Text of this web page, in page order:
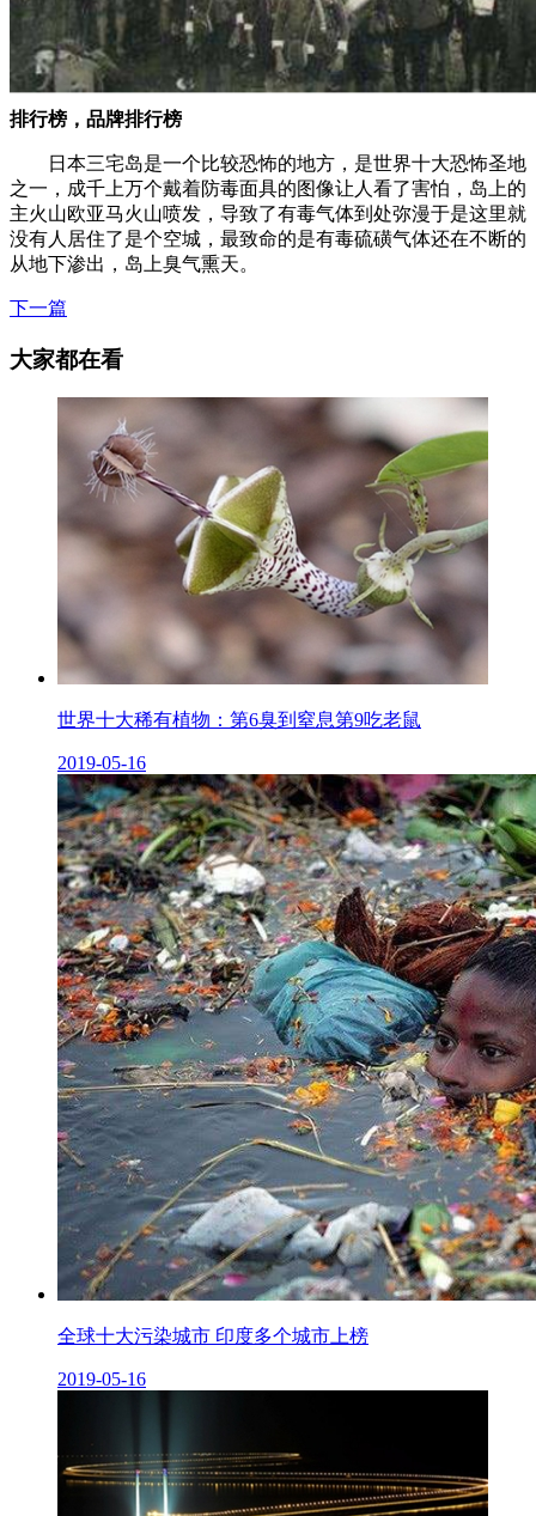
排行榜，品牌排行榜
日本三宅岛是一个比较恐怖的地方，是世界十大恐怖圣地
之一，成千上万个戴着防毒面具的图像让人看了害怕，岛上的
主火山欧亚马火山喷发，导致了有毒气体到处弥漫于是这里就
没有人居住了是个空城，最致命的是有毒硫磺气体还在不断的
从地下渗出，岛上臭气熏天。
下一篇
大家都在看
世界十大稀有植物：第6臭到窒息第9吃老鼠
2019-05-16
全球十大污染城市 印度多个城市上榜
2019-05-16